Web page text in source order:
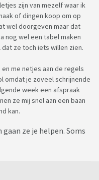
zijn van mezelf waar ik
of dingen koop om op
wel doorgeven maar dat
nog wel een tabel maken
ze toch iets willen zien.
me netjes aan de regels
omdat je zoveel schrijnende
week een afspraak
ze mij snel aan een baan
kan.
ze je helpen. Soms